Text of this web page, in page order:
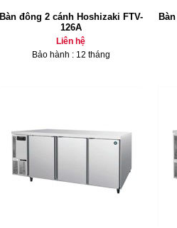
Bàn đông 2 cánh Hoshizaki FTV-
126A
Liên hệ
Bảo hành : 12 tháng